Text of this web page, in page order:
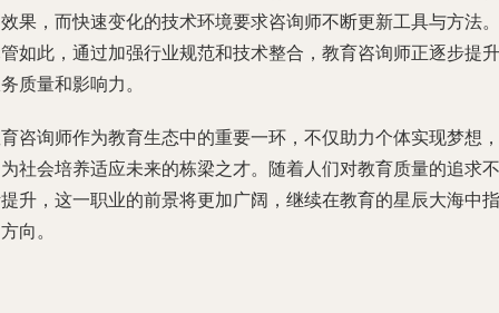
果，而快速变化的技术环境要求咨询师不断更新工具与方法。
如此，通过加强行业规范和技术整合，教育咨询师正逐步提升
质量和影响力。
咨询师作为教育生态中的重要一环，不仅助力个体实现梦想，
社会培养适应未来的栋梁之才。随着人们对教育质量的追求不
升，这一职业的前景将更加广阔，继续在教育的星辰大海中指
向。